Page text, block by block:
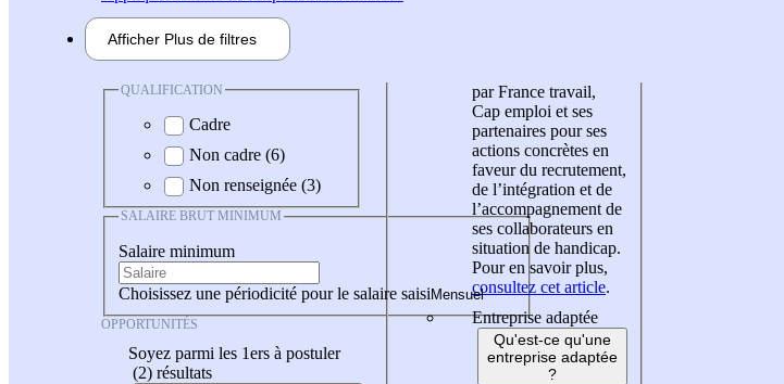
Afficher Plus de filtres
QUALIFICATION
Cadre
Non cadre (6)
Non renseignée (3)
SALAIRE BRUT MINIMUM
Salaire minimum
Choisissez une périodicité pour le salaire saisi
OPPORTUNITÉS
Soyez parmi les 1ers à postuler
(2) résultats
par France travail,
Cap emploi et ses
partenaires pour ses
actions concrètes en
faveur du recrutement,
de l’intégration et de
l’accompagnement de
ses collaborateurs en
situation de handicap.
Pour en savoir plus,
consultez cet article.
Entreprise adaptée
Qu'est-ce qu'une
entreprise adaptée
?